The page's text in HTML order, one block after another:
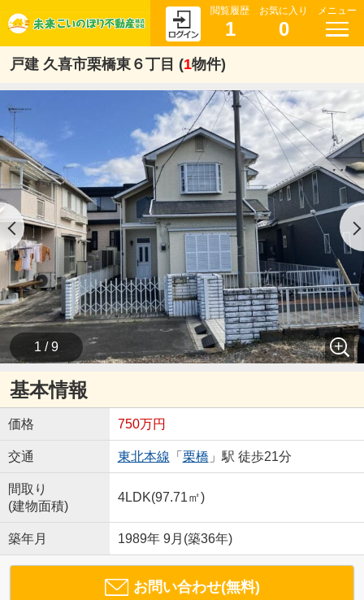
閲覧履歴
1
お気に入り
0
メニュー
戸建 久喜市栗橋東６丁目 (1物件)
1 / 9
基本情報
価格 750万円
交通 東北本線 「 栗橋 」駅 徒歩21分
間取り
(建物面積)
4LDK(97.71㎡)
築年月 1989年 9月(築36年)
お問い合わせ(無料)